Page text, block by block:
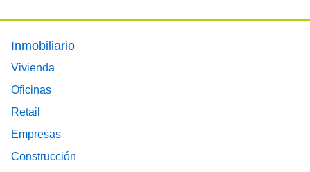
Footer main menu
Inmobiliario
Vivienda
Oficinas
Retail
Empresas
Construcción